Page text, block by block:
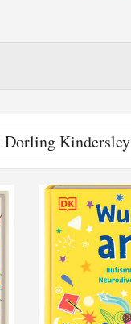
Dorling Kindersley